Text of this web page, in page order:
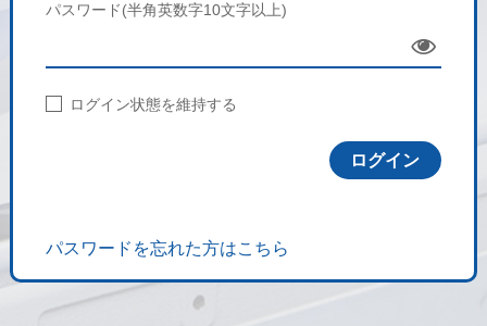
パスワード(半角英数字10文字以上)
Sho
w
ログイン状態を維持する
パスワードを忘れた方はこちら